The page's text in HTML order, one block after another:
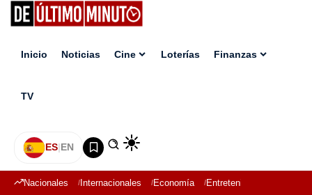
Inicio Noticias Cine Loterías Finanzas
TV
ES|EN
Nacionales Internacionales Economía Entretenimiento